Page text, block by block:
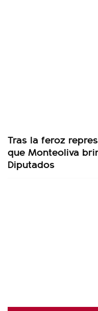
Tras la feroz
que Monteoliva
Diputados